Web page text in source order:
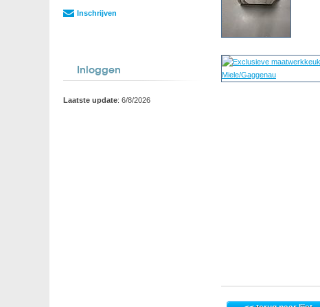
Inschrijven
Inloggen
Laatste update: 6/8/2026